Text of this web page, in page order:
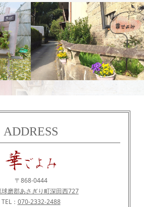
華
ADDRESS
〒868-0444
磨郡あさぎり町深田西727
TEL： 070-2332-2488